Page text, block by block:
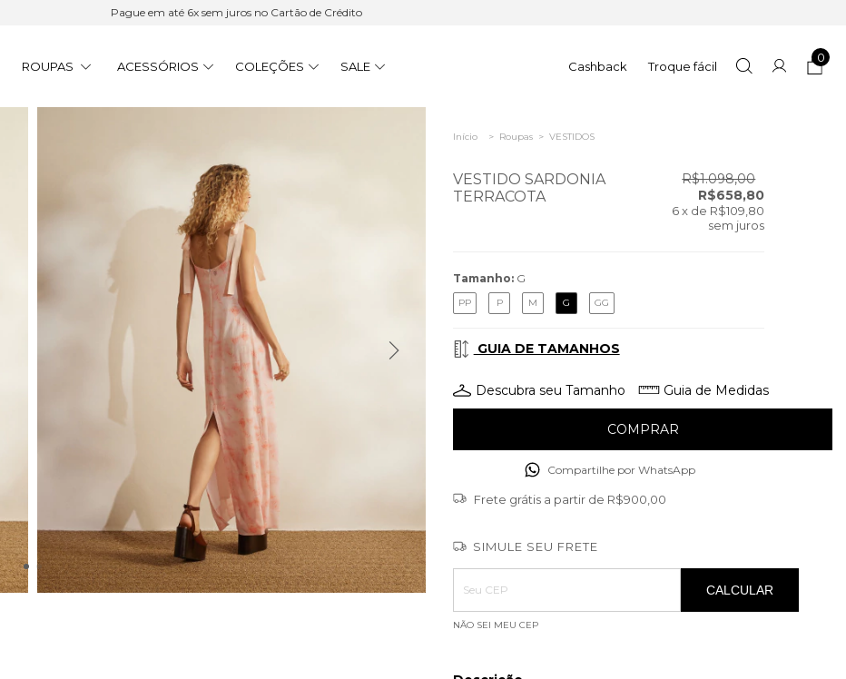
Pague em até 6x sem juros no Cartão de Crédito
ROUPAS ACESSÓRIOS COLEÇÕES SALE Cashback Troque fácil
0
Início > Roupas > VESTIDOS
VESTIDO SARDONIA
TERRACOTA
R$1.098,00
R$658,80
6 x de R$109,80
sem juros
Tamanho: G
PP P M G GG
GUIA DE TAMANHOS
Descubra seu Tamanho Guia de Medidas
Compartilhe por WhatsApp
Frete grátis a partir de R$900,00
SIMULE SEU FRETE
Entregas para o CEP:
ALTERAR CEP
CALCULAR
NÃO SEI MEU CEP